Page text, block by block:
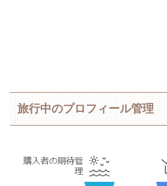
旅行中のプロフィール管理